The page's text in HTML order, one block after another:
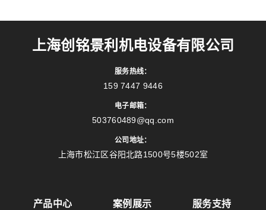
上海创铭景利机电设备有限公司
服务热线：
159 7447 9446
电子邮箱：
503760489@qq.com
公司地址：
上海市松江区谷阳北路1500号5楼502室
产品中心 案例展示 服务支持